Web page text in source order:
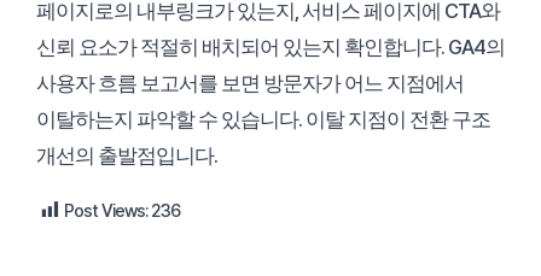
페이지로의 내부링크가 있는지, 서비스 페이지에 CTA와
신뢰 요소가 적절히 배치되어 있는지 확인합니다. GA4의
사용자 흐름 보고서를 보면 방문자가 어느 지점에서
이탈하는지 파악할 수 있습니다. 이탈 지점이 전환 구조
개선의 출발점입니다.
Post Views: 236